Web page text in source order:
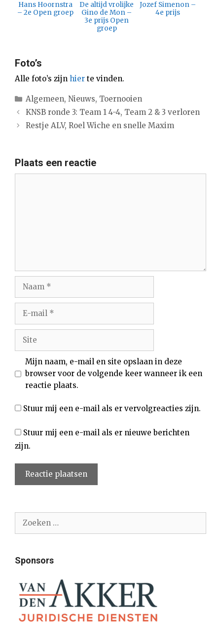
Hans Hoornstra
– 2e Open groep
De altijd vrolijke
Gino de Mon –
3e prijs Open
groep
Jozef Simenon –
4e prijs
Foto’s
Alle foto’s zijn hier te vinden.
Categorieën
Algemeen, Nieuws, Toernooien
KNSB ronde 3: Team 1 4-4, Team 2 & 3 verloren
Restje ALV, Roel Wiche en snelle Maxim
Plaats een reactie
Naam
Site
Mijn naam, e-mail en site opslaan in deze
browser voor de volgende keer wanneer ik een
reactie plaats.
Stuur mij een e-mail als er vervolgreacties zijn.
Stuur mij een e-mail als er nieuwe berichten
zijn.
naar:
Sponsors